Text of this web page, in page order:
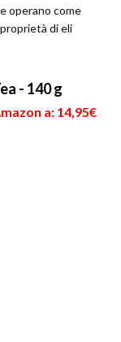
operano come
di eli
- 140 g
a: 14,95€